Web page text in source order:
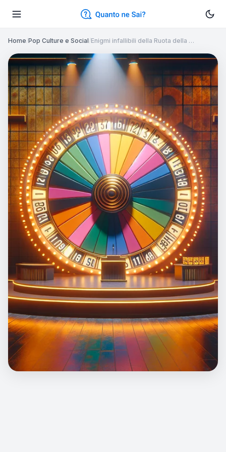
Home/Pop Culture e Social/Enigmi infallibili della Ruota della …